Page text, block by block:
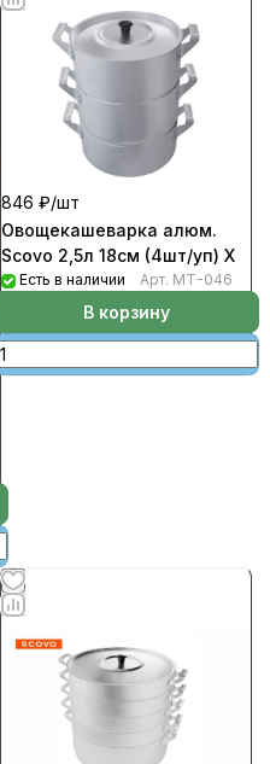
846 ₽/шт
Овощекашеварка алюм.
Scovo 2,5л 18см (4шт/уп) Х
Есть в наличии Арт. МТ-046
В корзину